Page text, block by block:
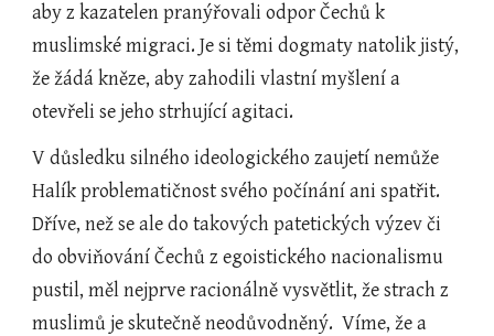
aby z kazatelen pranýřovali odpor Čechů k
muslimské migraci. Je si těmi dogmaty natolik jistý,
že žádá kněze, aby zahodili vlastní myšlení a
otevřeli se jeho strhující agitaci.
V důsledku silného ideologického zaujetí nemůže
Halík problematičnost svého počínání ani spatřit.
Dříve, než se ale do takových patetických výzev či
do obviňování Čechů z egoistického nacionalismu
pustil, měl nejprve racionálně vysvětlit, že strach z
muslimů je skutečně neodůvodněný.  Víme, že a